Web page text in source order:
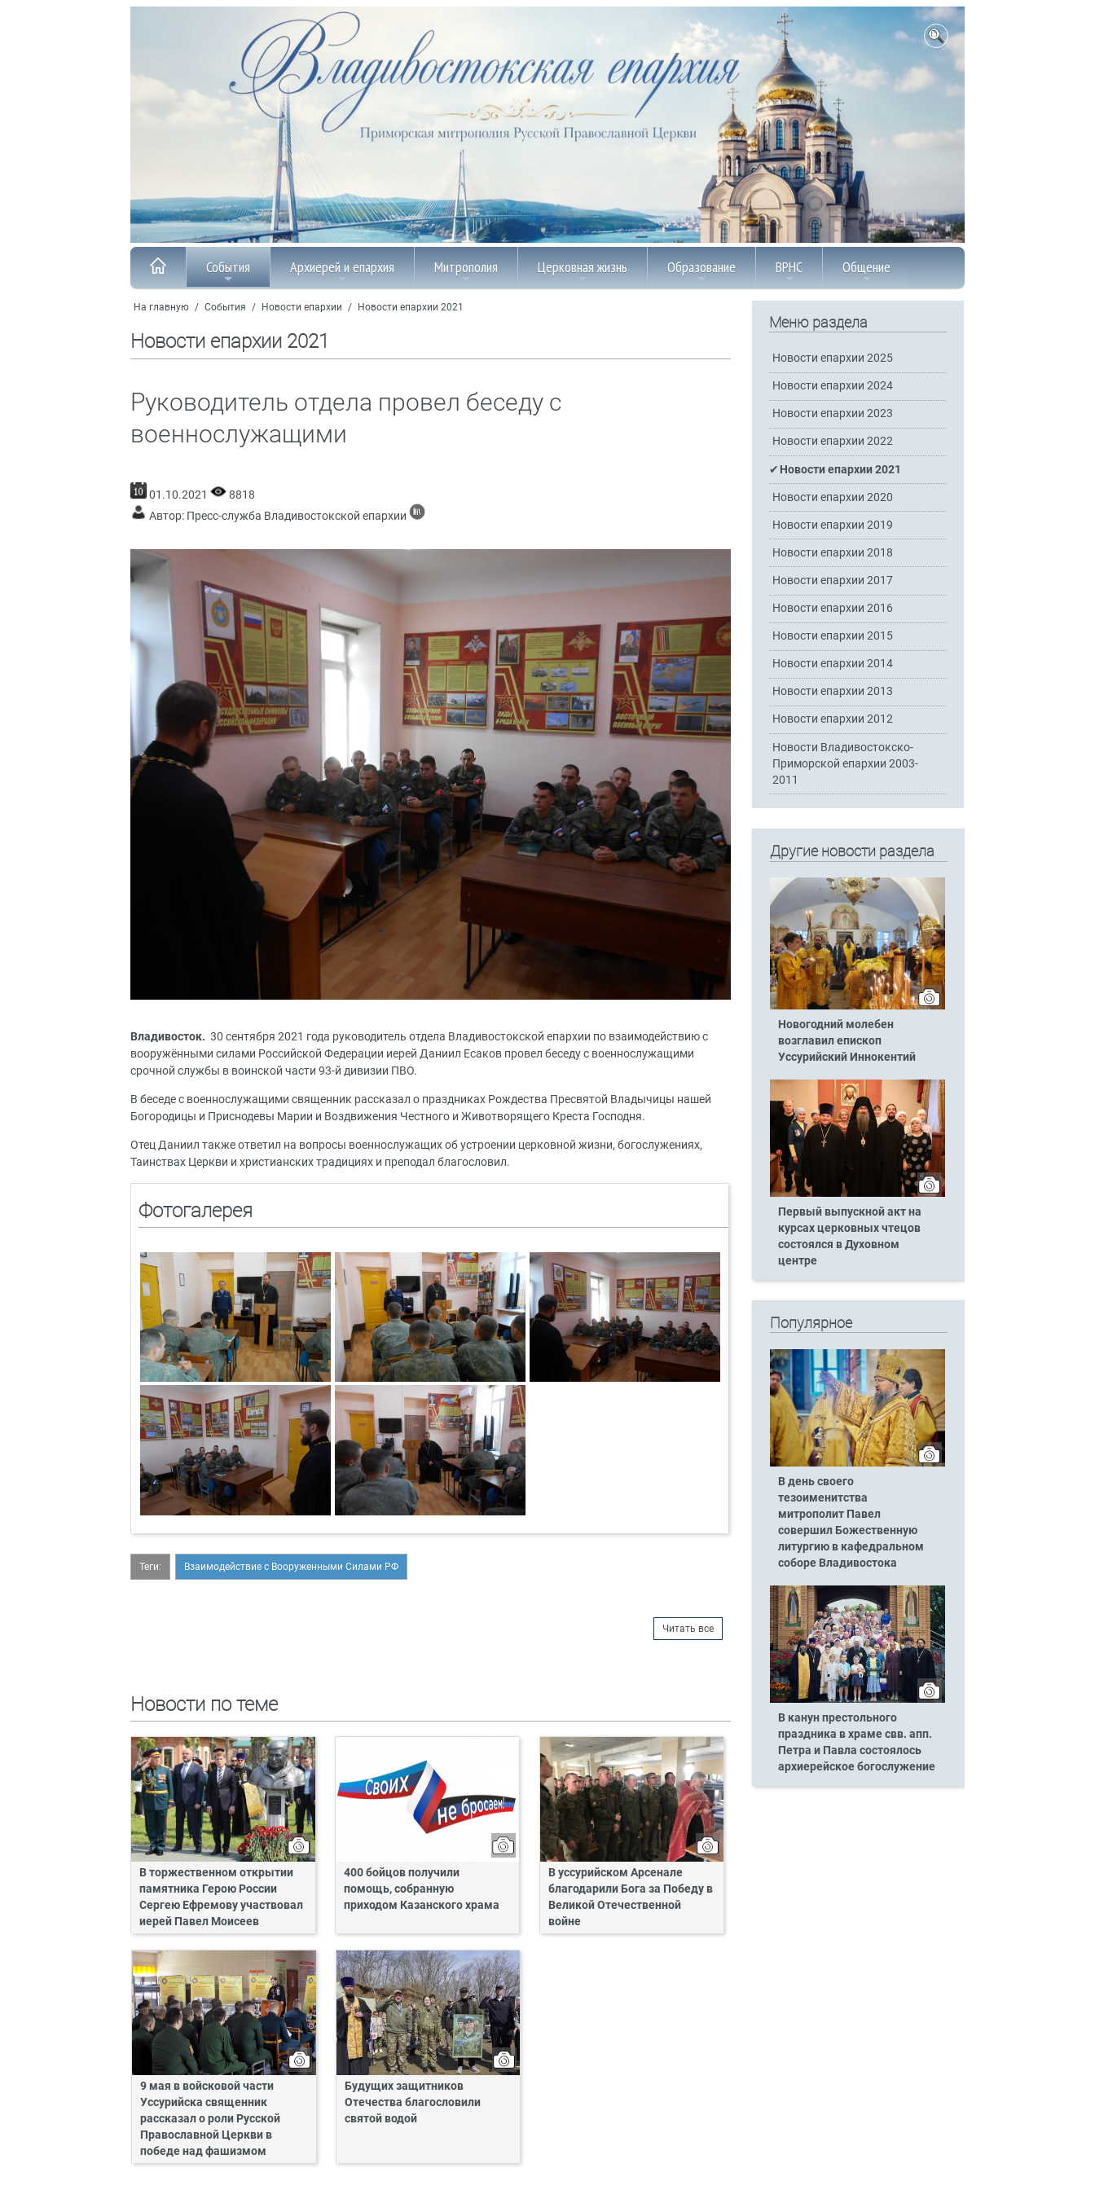
События Архиерей и епархия Митрополия Церковная жизнь Образование ВРНС Общение
На главную / События / Новости епархии / Новости епархии 2021
Новости епархии 2021
Руководитель отдела провел беседу с
военнослужащими
01.10.2021
8818
Автор: Пресс-служба Владивостокской епархии
Владивосток. 30 сентября 2021 года руководитель отдела Владивостокской епархии по взаимодействию с
вооружёнными силами Российской Федерации иерей Даниил Есаков провел беседу с военнослужащими
срочной службы в воинской части 93-й дивизии ПВО.
В беседе с военнослужащими священник рассказал о праздниках Рождества Пресвятой Владычицы нашей
Богородицы и Приснодевы Марии и Воздвижения Честного и Животворящего Креста Господня.
Отец Даниил также ответил на вопросы военнослужащих об устроении церковной жизни, богослужениях,
Таинствах Церкви и христианских традициях и преподал благословил.
Фотогалерея
Теги: Взаимодействие с Вооруженными Силами РФ
Читать все
Новости по теме
В торжественном открытии
памятника Герою России
Сергею Ефремову участвовал
иерей Павел Моисеев
400 бойцов получили
помощь, собранную
приходом Казанского храма
В уссурийском Арсенале
благодарили Бога за Победу в
Великой Отечественной
войне
9 мая в войсковой части
Уссурийска священник
рассказал о роли Русской
Православной Церкви в
победе над фашизмом
Будущих защитников
Отечества благословили
святой водой
Меню раздела
Новости епархии 2025
Новости епархии 2024
Новости епархии 2023
Новости епархии 2022
Новости епархии 2021
Новости епархии 2020
Новости епархии 2019
Новости епархии 2018
Новости епархии 2017
Новости епархии 2016
Новости епархии 2015
Новости епархии 2014
Новости епархии 2013
Новости епархии 2012
Новости Владивостокско-
Приморской епархии 2003-
2011
Другие новости раздела
Новогодний молебен
возглавил епископ
Уссурийский Иннокентий
Первый выпускной акт на
курсах церковных чтецов
состоялся в Духовном
центре
Популярное
В день своего
тезоименитства
митрополит Павел
совершил Божественную
литургию в кафедральном
соборе Владивостока
В канун престольного
праздника в храме свв. апп.
Петра и Павла состоялось
архиерейское богослужение